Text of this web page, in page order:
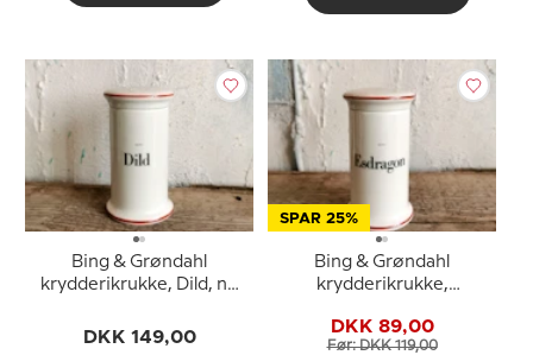
Bing & Grøndahl
krydderikrukke, Dild, nr.
DKK 149,00
SPAR 25%
Bing & Grøndahl
krydderikrukke,
DKK 89,00
Før: DKK 119,00